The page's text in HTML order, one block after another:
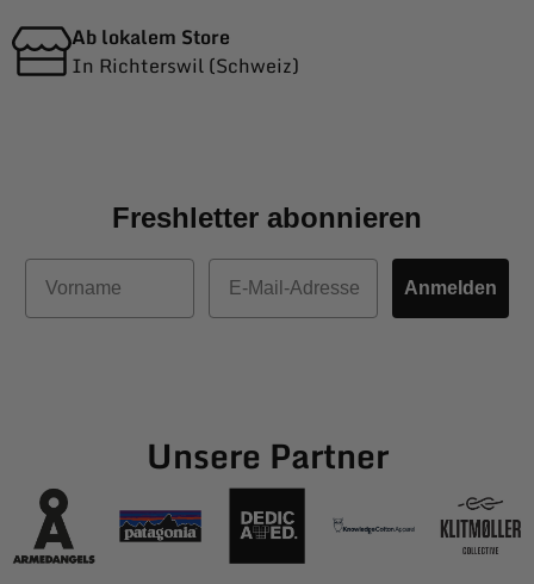
Ab lokalem Store
In Richterswil (Schweiz)
Freshletter abonnieren
Vorname
E-Mail
Anmelden
Unsere Partner